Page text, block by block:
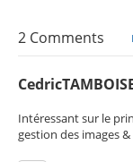
2 Comments
Intéressant sur le
gestion des images